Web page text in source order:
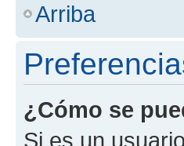
Arriba
¿Cómo se
Si es un